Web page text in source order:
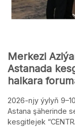
Merkezi
Astanada
halkara
2026-njy ýylyň
Astana şäherinde
kesgitlejek